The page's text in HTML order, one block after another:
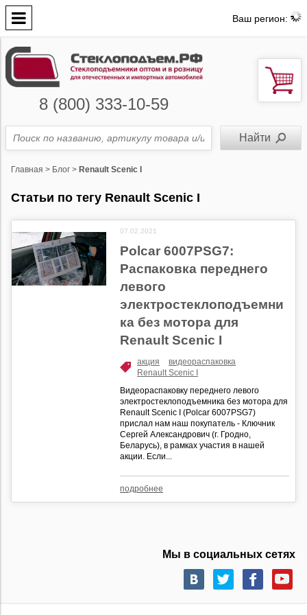
Ваш регион:
8 (800) 333-10-59
Главная > Блог > Renault Scenic I
Статьи по тегу Renault Scenic I
07.02.2021
Polcar 6007PSG7:
Распаковка переднего
левого
электростеклоподъемни
ка без мотора для
Renault Scenic I
акция
видеораспаковка
Renault Scenic I
Видеораспаковку переднего левого
электростеклоподъемника без мотора для
Renault Scenic I (Polcar 6007PSG7)
прислал нам наш покупатель - Ключник
Сергей Александрович (г. Гродно,
Беларусь), в рамках участия в нашей
акции. Если...
подробнее
Мы в социальных сетях